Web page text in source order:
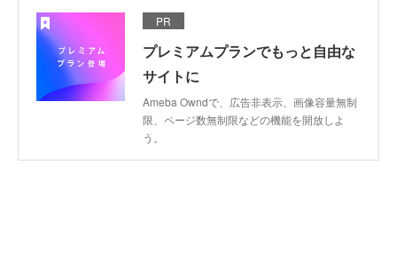
PR
プレミアムプランでもっと自由な
サイトに
Ameba Owndで、広告非表示、画像容量無制
限、ページ数無制限などの機能を開放しよ
う。